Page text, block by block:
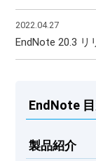
2022.04.27
EndNote 20.3 リ
EndNote
製品紹介